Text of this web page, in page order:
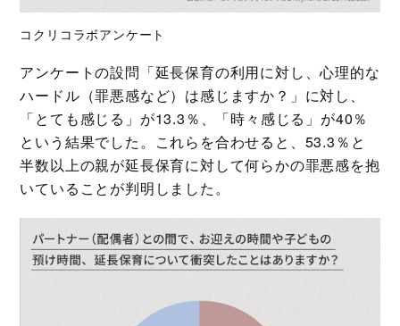
コクリコラボアンケート
アンケートの設問「延長保育の利用に対し、心理的な
ハードル（罪悪感など）は感じますか？」に対し、
「とても感じる」が13.3％、「時々感じる」が40％
という結果でした。これらを合わせると、53.3％と
半数以上の親が延長保育に対して何らかの罪悪感を抱
いていることが判明しました。